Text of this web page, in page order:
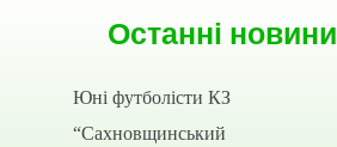
Останні новини
Юні футболісти КЗ
“Сахновщинський